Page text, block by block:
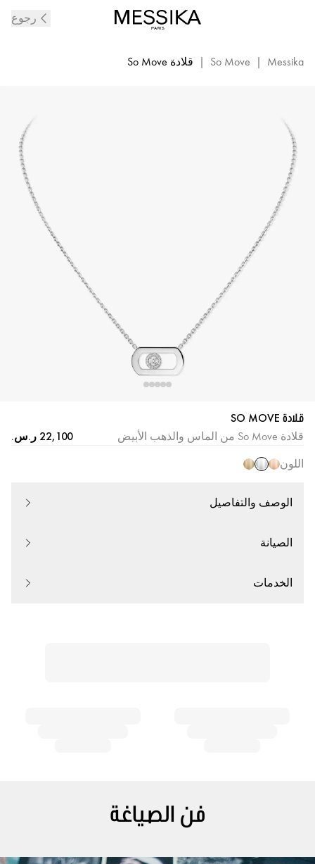
الماسية
ميسيكا
رجوع
Messika
|
So Move
| قلادة So Move
قلادة SO MOVE
قلادة So Move من الماس والذهب الأبيض
اللون
الوصف والتفاصيل
الصيانة
الخدمات
فن الصياغة